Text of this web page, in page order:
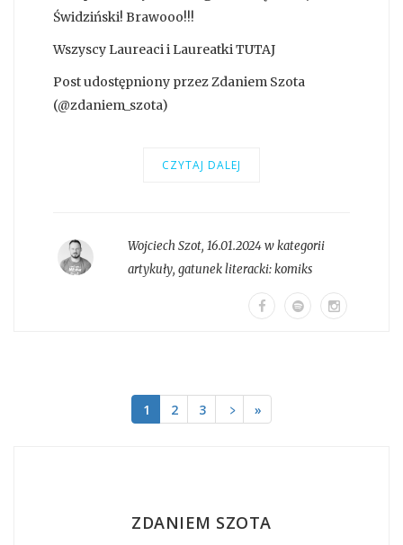
Świdziński! Brawooo!!!
Wszyscy Laureaci i Laureatki TUTAJ
Post udostępniony przez Zdaniem Szota
(@zdaniem_szota)
CZYTAJ DALEJ
Wojciech Szot, 16.01.2024 w kategorii
artykuły, gatunek literacki:komiks
1 2 3 ﹥ »
ZDANIEM SZOTA